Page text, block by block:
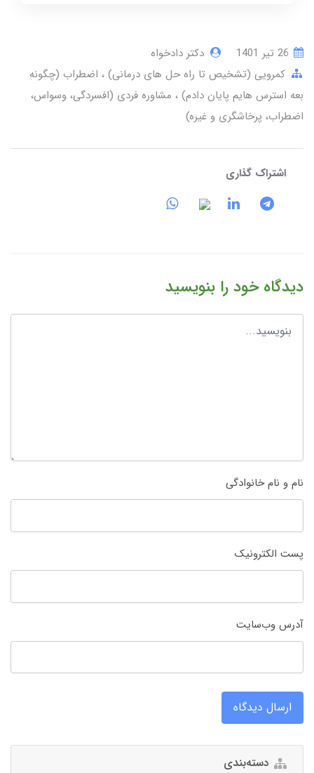
دکتر دادخواه
کمرویی (تشخیص تا راه حل های درمانی) اضطراب (چگونه
بعه استرس هایم پایان دادم)
مشاوره فردی (افسردگی، وسواس،
اضطراب، پرخاشگری و غیره)
اشتراک گذاری
دیدگاه خود را بنویسید
نام و نام خانوادگی
پست الکترونیک
آدرس وب‌سایت
ارسال دیدگاه
دسته‌بندی